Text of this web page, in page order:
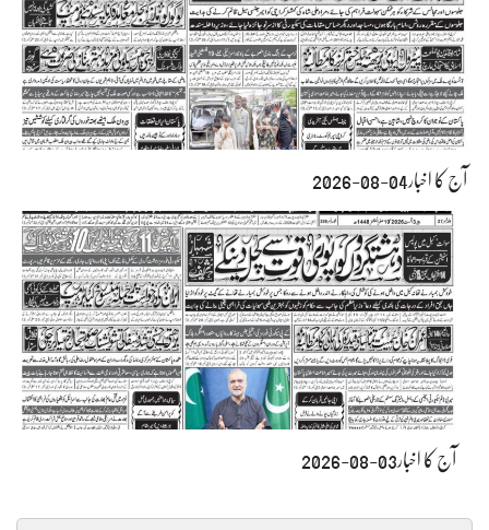
آج کا اخبار04-08-2026
آج کا اخبار03-08-2026